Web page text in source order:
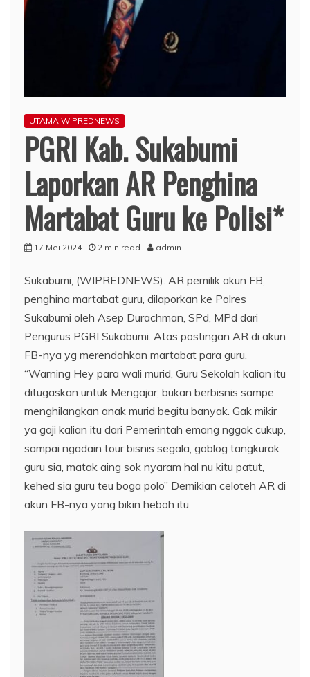
UTAMA WIPREDNEWS
PGRI Kab. Sukabumi
Laporkan AR Penghina
Martabat Guru ke Polisi*
17 Mei 2024 2 min read admin
Sukabumi, (WIPREDNEWS). AR pemilik akun FB,
penghina martabat guru, dilaporkan ke Polres
Sukabumi oleh Asep Durachman, SPd, MPd dari
Pengurus PGRI Sukabumi. Atas postingan AR di akun
FB-nya yg merendahkan martabat para guru.
“Warning Hey para wali murid, Guru Sekolah kalian itu
ditugaskan untuk Mengajar, bukan berbisnis sampe
menghilangkan anak murid begitu banyak. Gak mikir
ya gaji kalian itu dari Pemerintah emang nggak cukup,
sampai ngadain tour bisnis segala, goblog tangkurak
guru sia, matak aing sok nyaram hal nu kitu patut,
kehed sia guru teu boga polo” Demikian celoteh AR di
akun FB-nya yang bikin heboh itu.